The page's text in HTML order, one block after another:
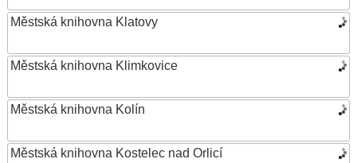
Městská knihovna Klatovy
Městská knihovna Klimkovice
Městská knihovna Kolín
Městská knihovna Kostelec nad Orlicí